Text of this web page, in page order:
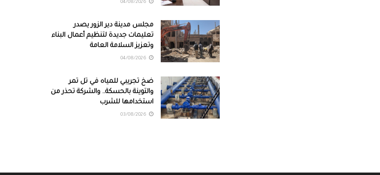
مجلس مدينة دير الزور يصدر
تعليمات جديدة لتنظيم أعمال البناء
وتعزيز السلامة العامة
ضخ تجريبي للمياه في تل تمر
والتوينة بالحسكة.. والشركة تحذر من
استخدامها للشرب